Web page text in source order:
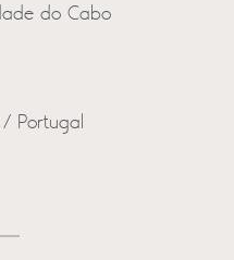
do Cabo
Portugal